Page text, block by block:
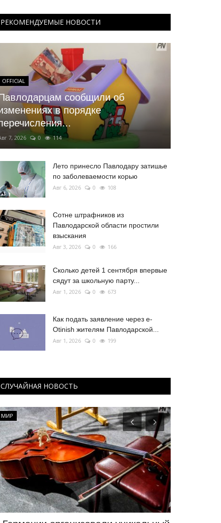
РЕКОМЕНДУЕМЫЕ НОВОСТИ
OFFICIAL
сообщили об
в порядке
7, 2026 0 114
Лето принесло Павлодару затишье
по заболеваемости корью
Авг 6, 2026 0 108
Сотне штрафников из
Павлодарской области простили
взыскания
Авг 3, 2026 0 166
Сколько детей 1 сентября впервые
сядут за школьную парту...
Авг 1, 2026 0 673
Как подать заявление через e-
Otinish жителям Павлодарской...
Авг 1, 2026 0 199
СЛУЧАЙНАЯ НОВОСТЬ
МИР